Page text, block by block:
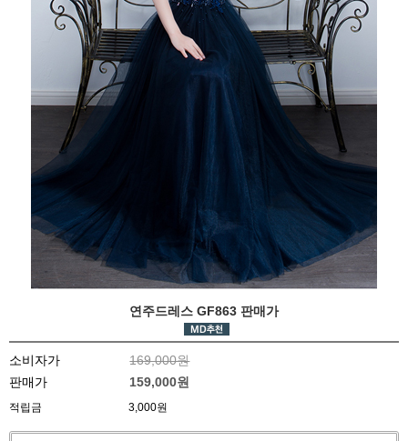
연주드레스 GF863 판매가
소비자가
169,000원
판매가
159,000원
적립금 3,000원